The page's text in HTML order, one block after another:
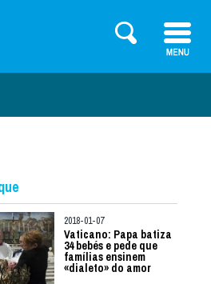
2018-01-07
Vaticano: Papa batiza
34 bebés e pede que
famílias ensinem
«dialeto» do amor